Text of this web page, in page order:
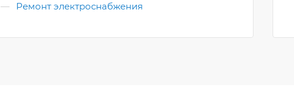
— Ремонт электроснабжения